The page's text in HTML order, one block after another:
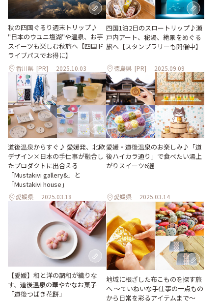
秋の四国ぐるり週末トリップ♪
"日本のウユニ塩湖"や温泉、お芋
スイーツも楽しむ秋旅へ【四国ド
ライブパスでお得に】
香川県 [PR] 2025.10.03
四国1泊2日のスロートリップ♪瀬
戸内アート、秘湯、絶景をめぐる
旅へ【スタンプラリーも開催中】
徳島県 [PR] 2025.09.09
道後温泉からすぐ♪ 愛媛発、北欧
デザイン×日本の手仕事が融合し
たプロダクトに出合える
「Mustakivi gallery&」と
「Mustakivi house」
愛媛県 2025.03.18
愛媛・道後温泉のお楽しみ♪「道
後ハイカラ通り」で食べたい湯上
がりスイーツ6選
愛媛県 2025.03.14
【愛媛】和と洋の調和が織りな
す、道後温泉の華やかなお菓子
「道後つばき花餅」
地域に根ざした布こものを探す旅
へ 〜ていねいな手仕事の一点もの
から日常を彩るアイテムまで〜